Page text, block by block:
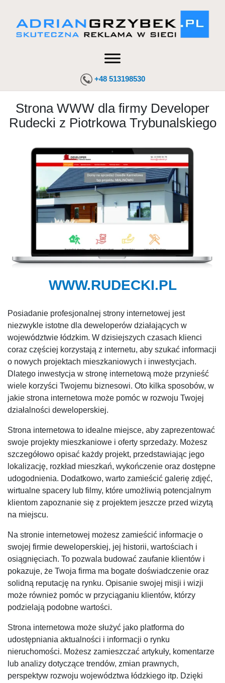
+48 513198530
Strona WWW dla firmy Developer
Rudecki z Piotrkowa Trybunalskiego
WWW.RUDECKI.PL
Posiadanie profesjonalnej strony internetowej jest
niezwykle istotne dla deweloperów działających w
województwie łódzkim. W dzisiejszych czasach klienci
coraz częściej korzystają z internetu, aby szukać informacji
o nowych projektach mieszkaniowych i inwestycjach.
Dlatego inwestycja w stronę internetową może przynieść
wiele korzyści Twojemu biznesowi. Oto kilka sposobów, w
jakie strona internetowa może pomóc w rozwoju Twojej
działalności deweloperskiej.
Strona internetowa to idealne miejsce, aby zaprezentować
swoje projekty mieszkaniowe i oferty sprzedaży. Możesz
szczegółowo opisać każdy projekt, przedstawiając jego
lokalizację, rozkład mieszkań, wykończenie oraz dostępne
udogodnienia. Dodatkowo, warto zamieścić galerię zdjęć,
wirtualne spacery lub filmy, które umożliwią potencjalnym
klientom zapoznanie się z projektem jeszcze przed wizytą
na miejscu.
Na stronie internetowej możesz zamieścić informacje o
swojej firmie deweloperskiej, jej historii, wartościach i
osiągnięciach. To pozwala budować zaufanie klientów i
pokazuje, że Twoja firma ma bogate doświadczenie oraz
solidną reputację na rynku. Opisanie swojej misji i wizji
może również pomóc w przyciąganiu klientów, którzy
podzielają podobne wartości.
Strona internetowa może służyć jako platforma do
udostępniania aktualności i informacji o rynku
nieruchomości. Możesz zamieszczać artykuły, komentarze
lub analizy dotyczące trendów, zmian prawnych,
perspektyw rozwoju województwa łódzkiego itp. Dzięki